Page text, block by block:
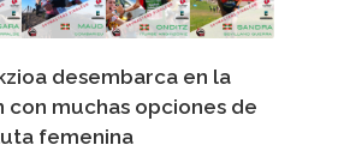
desembarca en la
con muchas opciones de
femenina